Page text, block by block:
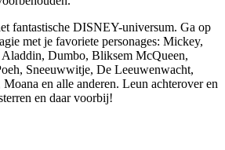
fantastische DISNEY-universum. Ga op
met je favoriete personages: Mickey,
Dumbo, Bliksem McQueen,
Sneeuwwitje, De Leeuwenwacht,
en alle anderen. Leun achterover en
en daar voorbij!